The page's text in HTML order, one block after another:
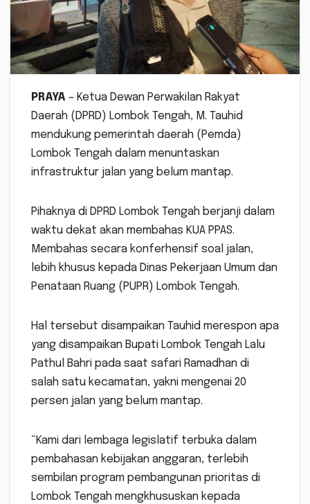
PRAYA – Ketua Dewan Perwakilan Rakyat
Daerah (DPRD) Lombok Tengah, M. Tauhid
mendukung pemerintah daerah (Pemda)
Lombok Tengah dalam menuntaskan
infrastruktur jalan yang belum mantap.
Pihaknya di DPRD Lombok Tengah berjanji dalam
waktu dekat akan membahas KUA PPAS.
Membahas secara konferhensif soal jalan,
lebih khusus kepada Dinas Pekerjaan Umum dan
Penataan Ruang (PUPR) Lombok Tengah.
Hal tersebut disampaikan Tauhid merespon apa
yang disampaikan Bupati Lombok Tengah Lalu
Pathul Bahri pada saat safari Ramadhan di
salah satu kecamatan, yakni mengenai 20
persen jalan yang belum mantap.
“Kami dari lembaga legislatif terbuka dalam
pembahasan kebijakan anggaran, terlebih
sembilan program pembangunan prioritas di
Lombok Tengah mengkhususkan kepada